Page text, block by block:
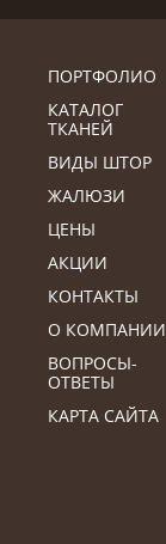
ПОРТФОЛИО
КАТАЛОГ
ТКАНЕЙ
ВИДЫ ШТОР
ЖАЛЮЗИ
ЦЕНЫ
АКЦИИ
КОНТАКТЫ
О КОМПАНИИ
ВОПРОСЫ-
ОТВЕТЫ
КАРТА САЙТА